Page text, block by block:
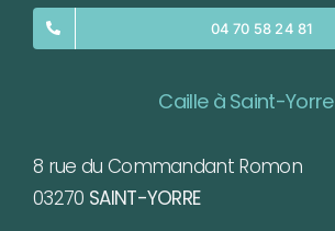
04 70 58 24 81
Caille à Saint-Yorre
8 rue du Commandant Romon
03270 SAINT-YORRE